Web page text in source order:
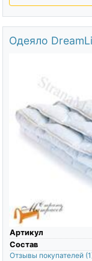
Одеяло
Артикул
Состав
Отзывы покупателей